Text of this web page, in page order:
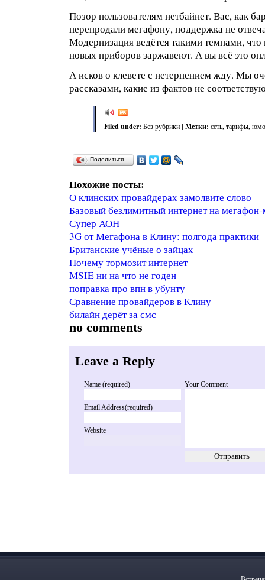
Позор пользователям нетбайнет. Вас, как
перепродали мегафону, поддержка не
Модернизация ведётся такими темпами,
новых приборов заржавеют. А вы всё это
А исков о клевете с нетерпением жду. Мы
рассказами, какие из фактов не
Filed under: Без рубрики| Метки: сеть,тарифы,
Поделиться…
Похожие посты:
О клинских провайдерах замолвите слово
Базовый безлимитный интернет на
Супер АОН
3G от Мегафона в Клину: полгода практики
Британские учёные о зайцах
Почему тормозит интернет
MSIE ни на что не годен
поправка про впн в убунту
Сравнение провайдеров в Клину
билайн дерёт за смс
no comments
Leave a Reply
Name (required)
Email Address(required)
Website
Your Comment